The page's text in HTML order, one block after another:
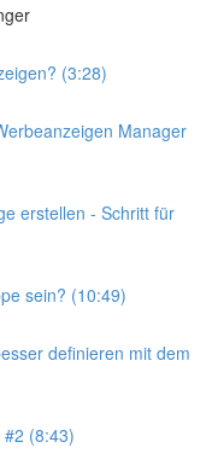
(3:28)
Manager
erstellen - Schritt für
sein? (10:49)
definieren mit dem
(8:43)